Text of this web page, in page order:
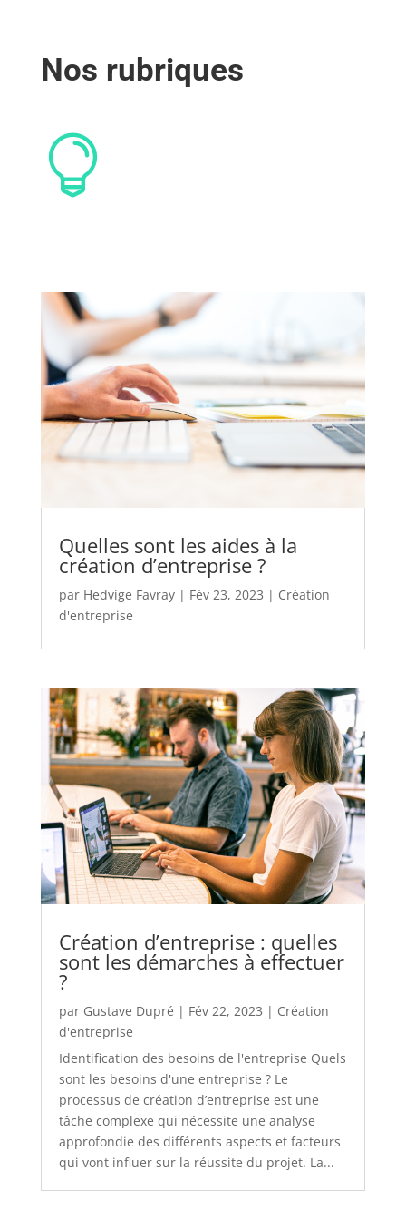
Nos rubriques

Quelles sont les aides à la
création d’entreprise ?
par Hedvige Favray| Fév 23, 2023 | Création
d'entreprise
Création d’entreprise : quelles
sont les démarches à effectuer
?
par Gustave Dupré | Fév 22, 2023 | Création
d'entreprise
Identification des besoins de l'entreprise Quels
sont les besoins d'une entreprise ? Le
processus de création d’entreprise est une
tâche complexe qui nécessite une analyse
approfondie des différents aspects et facteurs
qui vont influer sur la réussite du projet. La...